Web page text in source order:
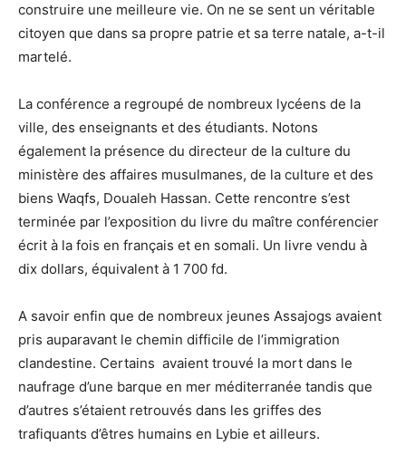
construire une meilleure vie. On ne se sent un véritable
citoyen que dans sa propre patrie et sa terre natale, a-t-il
martelé.
La conférence a regroupé de nombreux lycéens de la
ville, des enseignants et des étudiants. Notons
également la présence du directeur de la culture du
ministère des affaires musulmanes, de la culture et des
biens Waqfs, Doualeh Hassan. Cette rencontre s’est
terminée par l’exposition du livre du maître conférencier
écrit à la fois en français et en somali. Un livre vendu à
dix dollars, équivalent à 1 700 fd.
A savoir enfin que de nombreux jeunes Assajogs avaient
pris auparavant le chemin difficile de l’immigration
clandestine. Certains avaient trouvé la mort dans le
naufrage d’une barque en mer méditerranée tandis que
d’autres s’étaient retrouvés dans les griffes des
trafiquants d’êtres humains en Lybie et ailleurs.